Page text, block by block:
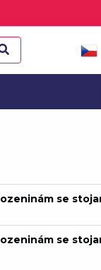
se
se
se